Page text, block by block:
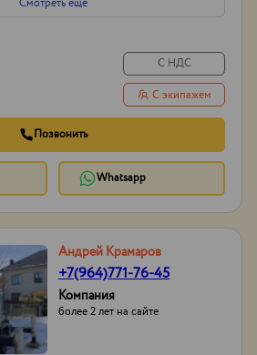
И другое...
нал/без нал с ндс и
без
20лет
Смотреть еще
С НДС
С экипажем
Позвонить
Whatsapp
Андрей Крамаров
+7(964)771-76-45
Компания
более 2 лет на сайте